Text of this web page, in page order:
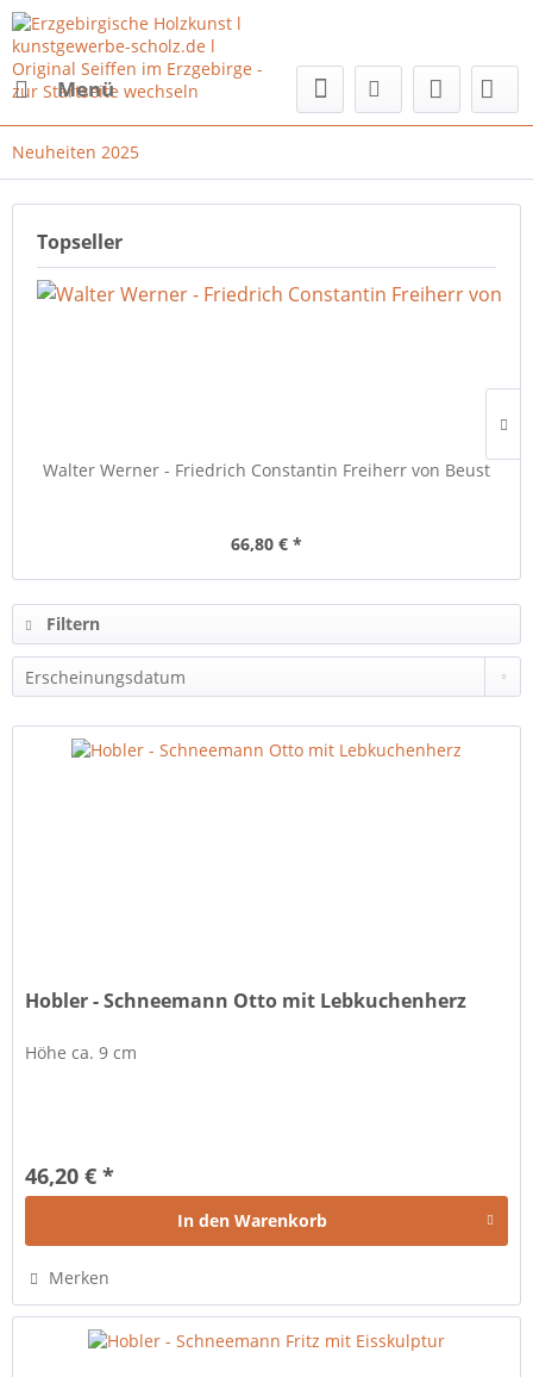
Menü
Neuheiten 2025
Topseller
Walter Werner - Friedrich Constantin Freiherr von Beust
66,80 € *
Filtern
Hobler - Schneemann Otto mit Lebkuchenherz
Höhe ca. 9 cm
46,20 € *
In den Warenkorb
Merken